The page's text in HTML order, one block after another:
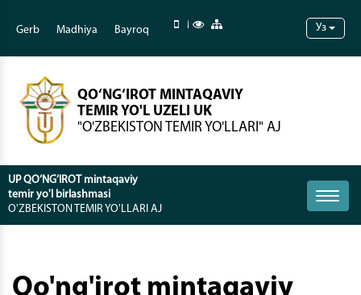
Gerb Madhiya Bayroq Mobil versiya
Maxsus imkoniyatlar Уз
QO‘NG‘IROT MINTAQAVIY
TEMIR YO'L UZELI UK
"O'ZBEKISTON TEMIR YO'LLARI" AJ
UP QO‘NG‘IROT mintaqaviy
temir yo'l birlashmasi
O'ZBEKISTON TEMIR YO'LLARI AJ
Toggle
Qo'ng'irot mintaqaviy